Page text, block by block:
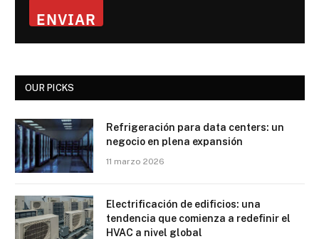
ENVIAR
OUR PICKS
Refrigeración para data centers: un
negocio en plena expansión
11 marzo 2026
Electrificación de edificios: una
tendencia que comienza a redefinir el
HVAC a nivel global